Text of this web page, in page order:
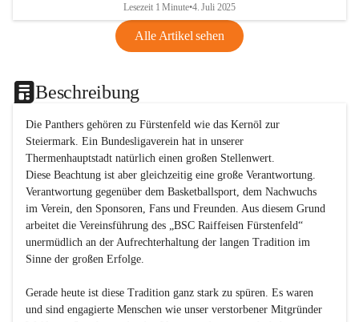
Lesezeit 1 Minute•4. Juli 2025
Alle Artikel sehen
Beschreibung
Die Panthers gehören zu Fürstenfeld wie das Kernöl zur
Steiermark. Ein Bundesligaverein hat in unserer
Thermenhauptstadt natürlich einen großen Stellenwert.
Diese Beachtung ist aber gleichzeitig eine große Verantwortung.
Verantwortung gegenüber dem Basketballsport, dem Nachwuchs
im Verein, den Sponsoren, Fans und Freunden. Aus diesem Grund
arbeitet die Vereinsführung des „BSC Raiffeisen Fürstenfeld“
unermüdlich an der Aufrechterhaltung der langen Tradition im
Sinne der großen Erfolge.
Gerade heute ist diese Tradition ganz stark zu spüren. Es waren
und sind engagierte Menschen wie unser verstorbener Mitgründer